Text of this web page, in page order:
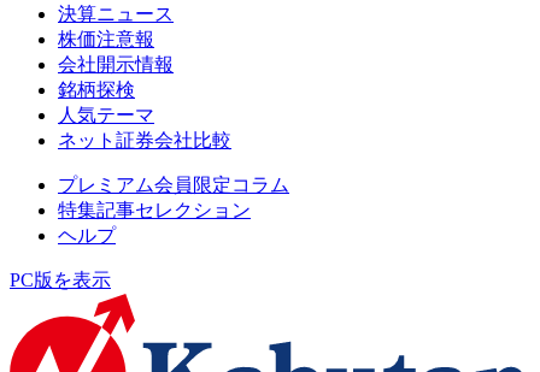
決算ニュース
株価注意報
会社開示情報
銘柄探検
人気テーマ
ネット証券会社比較
プレミアム会員限定コラム
特集記事セレクション
ヘルプ
PC版を表示